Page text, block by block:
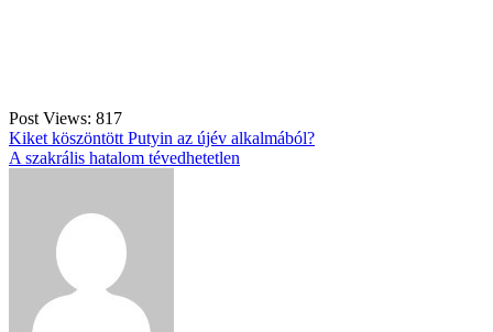
Post Views: 817
Bejegyzés
navigáció
Kiket köszöntött Putyin az újév alkalmából?
A szakrális hatalom tévedhetetlen